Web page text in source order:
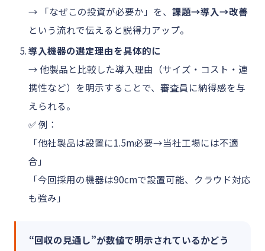
→ 「なぜこの投資が必要か」を、 課題→導入→改善
という流れで伝えると説得力アップ。
導入機器の選定理由を具体的に
→ 他製品と比較した導入理由（サイズ・コスト・連
携性など）を明示することで、審査員に納得感を与
えられる。
✅ 例：
「他社製品は設置に1.5m必要→当社工場には不適
合」
「今回採用の機器は90cmで設置可能、クラウド対応
も強み」
“回収の見通し”が数値で明示されているかどう